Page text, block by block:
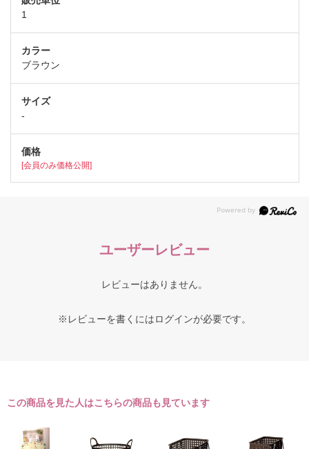
1
ブラウン
-
[会員のみ価格公開]
ユーザーレビュー
レビューはありません。
※レビューを書くにはログインが必要です。
この商品を見た人はこちらの商品も見ています